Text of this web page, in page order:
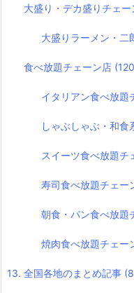
大盛り・デカ盛りチェー
大盛りラーメン・二
食べ放題チェーン店
イタリアン食べ放題
しゃぶしゃぶ・和
スイーツ食べ放題チ
寿司食べ放題チェー
朝食・パン食べ放題
焼肉食べ放題チェー
13. 全国各地のまとめ記事